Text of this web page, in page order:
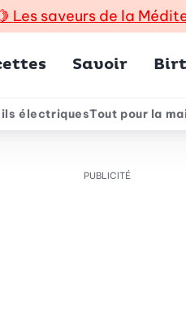
Les saveurs de la
Savoir
électriquesTout pour la
PUBLICITÉ